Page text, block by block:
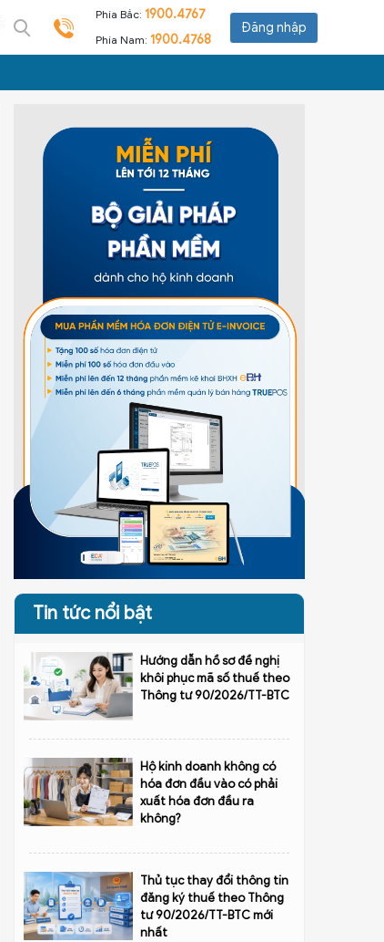
Phía Bắc: 1900.4767
Phía Nam: 1900.4768
Đăng nhập
Tin tức nổi bật
Hướng dẫn hồ sơ đề nghị
khôi phục mã số thuế theo
Thông tư 90/2026/TT-BTC
Hộ kinh doanh không có
hóa đơn đầu vào có phải
xuất hóa đơn đầu ra
không?
Thủ tục thay đổi thông tin
đăng ký thuế theo Thông
tư 90/2026/TT-BTC mới
nhất